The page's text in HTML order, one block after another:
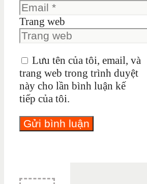
Trang web
Lưu tên của tôi, email, và
trang web trong trình duyệt
này cho lần bình luận kế
tiếp của tôi.